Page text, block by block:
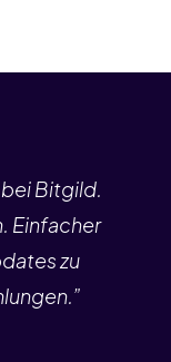
Bitgild.
Einfacher
zu